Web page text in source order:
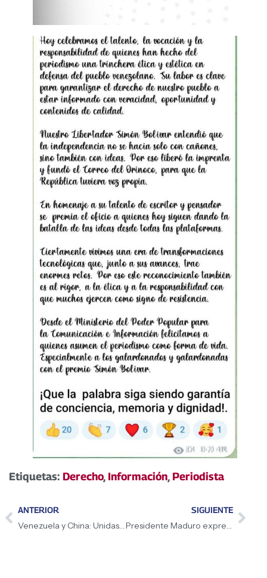
Etiquetas: Derecho, Información, Periodista
ANTERIOR SIGUIENTE